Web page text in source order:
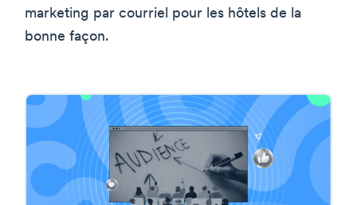
marketing par courriel pour les hôtels de la
bonne façon.